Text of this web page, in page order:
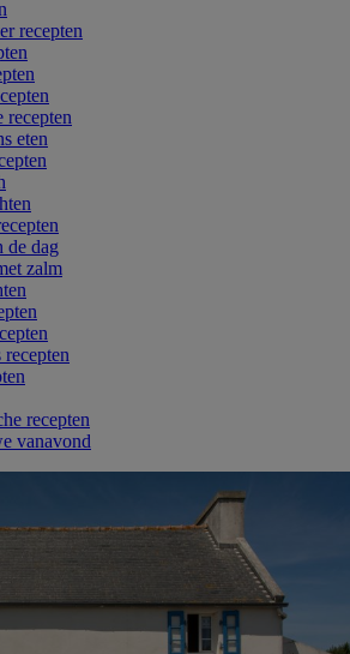
recepten
eten
de dag
zalm
recepten
recepten
vanavond